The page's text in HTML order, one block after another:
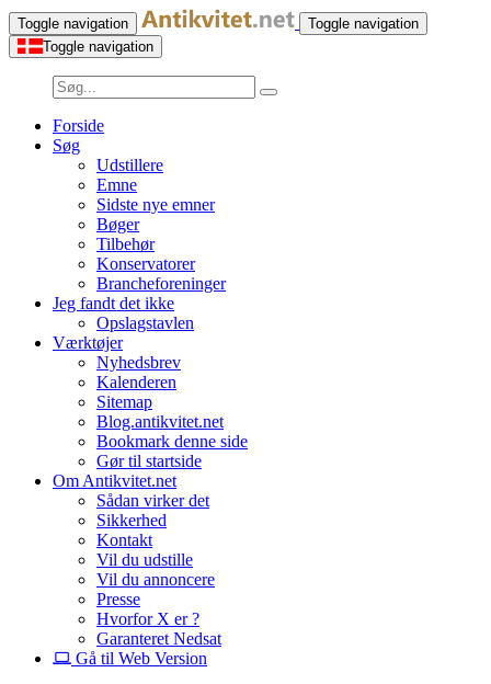
Toggle navigation
Toggle navigation
Toggle navigation
Forside
Søg
Udstillere
Emne
Sidste nye emner
Bøger
Tilbehør
Konservatorer
Brancheforeninger
Jeg fandt det ikke
Opslagstavlen
Værktøjer
Nyhedsbrev
Kalenderen
Sitemap
Blog.antikvitet.net
Bookmark denne side
Gør til startside
Om Antikvitet.net
Sådan virker det
Sikkerhed
Kontakt
Vil du udstille
Vil du annoncere
Presse
Hvorfor X er ?
Garanteret Nedsat
Gå til Web Version